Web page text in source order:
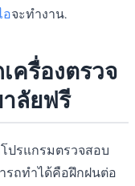
อจะทำงาน.
ครื่องตรวจ
ลัยฟรี
ปรแกรมตรวจสอบ
รถทำได้คือฝึกฝนต่อ